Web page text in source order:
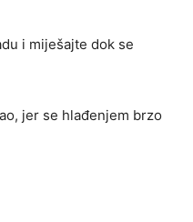
i miješajte dok se
jer se hlađenjem brzo